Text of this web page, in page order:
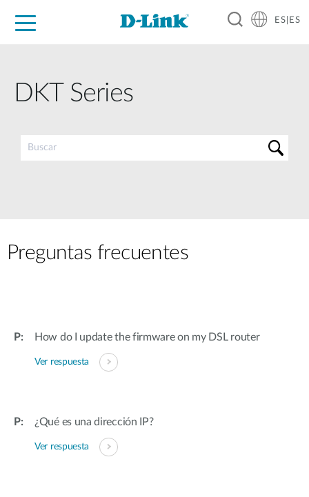
ES|ES
DKT Series
Preguntas frecuentes
How do I update the firmware on my DSL router
Ver respuesta
¿Qué es una dirección IP?
Ver respuesta